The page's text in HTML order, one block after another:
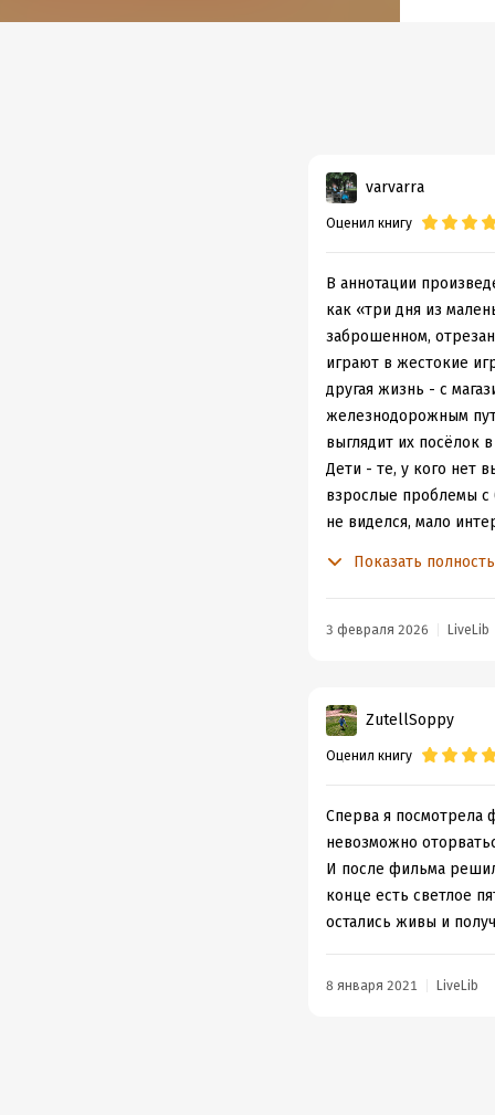
varvarra
Оценил книгу
В аннотации
как «три дня из
заброшенном,
играют в жестокие
другая жизнь - с
железнодорожным
выглядит их посёлок
Дети - те, у кого нет
взрослые проблемы с
не виделся, мало
Показать
3 февраля 2026 LiveLib
ZutellSoppy
Оценил книгу
Сперва я посмотрела
невозможно
И после фильма
конце есть светлое
остались живы и
8 января 2021 LiveLib